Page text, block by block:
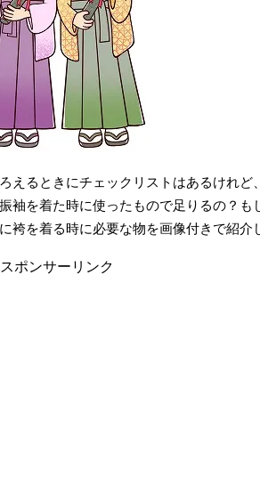
えるときにチェックリストはあるけれど
袖を着た時に使ったもので足りるの？も
袴を着る時に必要な物を画像付きで紹介
スポンサーリンク